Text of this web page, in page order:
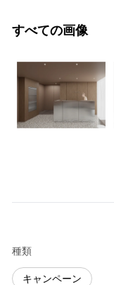
すべての画像
種類
キャンペーン